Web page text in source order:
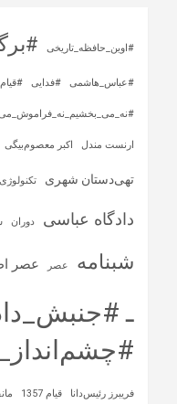
#اوین_حافظه_تاریخی
#عباس_هاشمی #فدایی
ارنست مندل اکبر معصوم‌بیگی
تهی‌دستان شهری
دادگاه عباسی دوران
شبنامه عصر عصر
ـ
فریبرز رئیس‌دانا قیام 1357